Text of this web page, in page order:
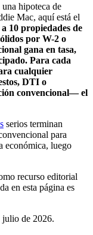
una hipoteca de
Mac, aquí está el
10 propiedades de
por W-2 o
gana en tasa,
Para cada
cualquier
DTI o
convencional— el
serios terminan
para
económica, luego
recurso editorial
en esta página es
julio de 2026.